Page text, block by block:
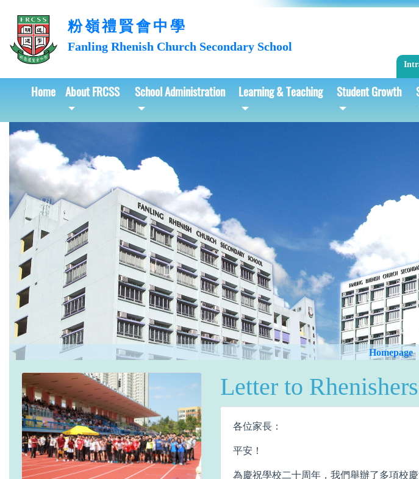
粉嶺禮賢會中學
Fanling Rhenish Church Secondary School
Home About FRCSS School Administration Learning & Teaching Student Growth
Homepage
Letter to
各位家長：
平安！
為慶祝學校二十周年，我們舉辦了多項校